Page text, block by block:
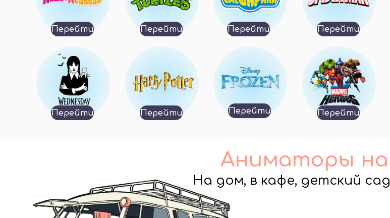
Перейти Перейти Перейти Перейти
Перейти
Перейти
Перейти
Перейти
Аниматоры на
На дом, в кафе, детский